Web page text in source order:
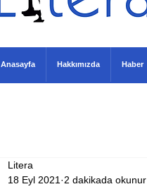
Litera
18 Eyl 2021 2 dakikada okunur
Anasayfa Hakkımızda Haber